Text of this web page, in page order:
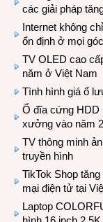
các giải pháp
Internet không
ổn định ở mọi
TV OLED cao
năm ở Việt Nam
Tình hình giá ổ
Ổ đĩa cứng HDD
xưởng vào năm
TV thông minh
truyền hình
TikTok Shop
mại điện tử tại
Laptop